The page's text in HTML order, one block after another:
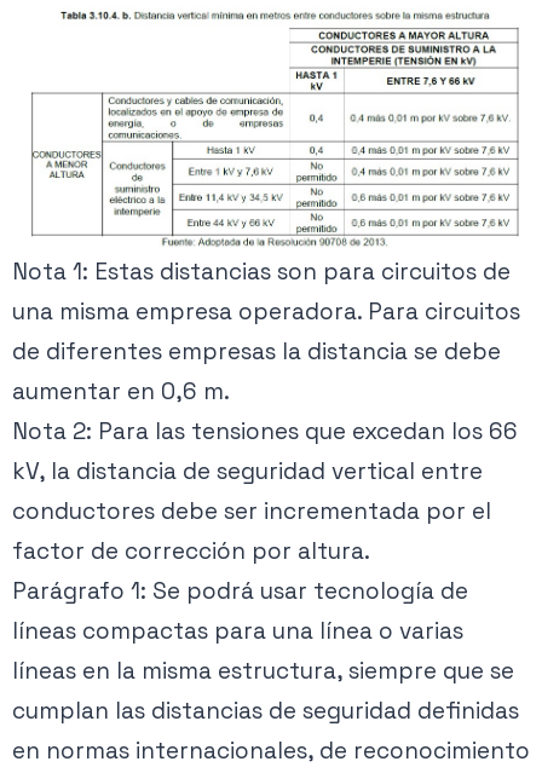
Nota 1: Estas distancias son para circuitos de
una misma empresa operadora. Para circuitos
de diferentes empresas la distancia se debe
aumentar en 0,6 m.
Nota 2: Para las tensiones que excedan los 66
kV, la distancia de seguridad vertical entre
conductores debe ser incrementada por el
factor de corrección por altura.
Parágrafo 1: Se podrá usar tecnología de
líneas compactas para una línea o varias
líneas en la misma estructura, siempre que se
cumplan las distancias de seguridad definidas
en normas internacionales, de reconocimiento